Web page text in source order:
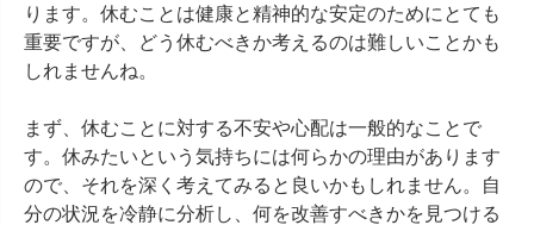
ります。休むことは健康と精神的な安定のためにとても
重要ですが、どう休むべきか考えるのは難しいことかも
しれませんね。
まず、休むことに対する不安や心配は一般的なことで
す。休みたいという気持ちには何らかの理由があります
ので、それを深く考えてみると良いかもしれません。自
分の状況を冷静に分析し、何を改善すべきかを見つける